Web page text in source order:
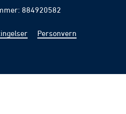
884920582
Personvern